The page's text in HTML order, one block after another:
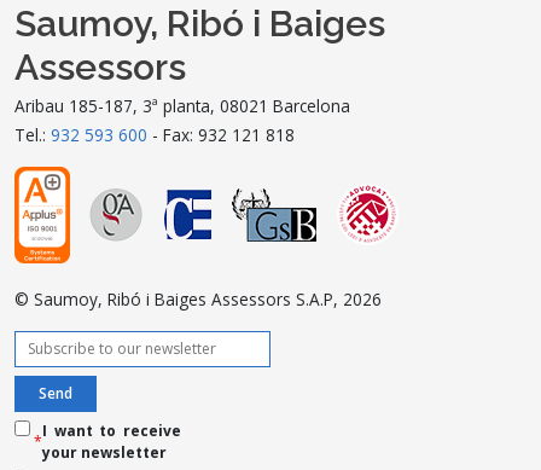
Saumoy, Ribó i Baiges
Assessors
Aribau 185-187, 3ª planta, 08021 Barcelona
Tel.: 932 593 600 - Fax: 932 121 818
© Saumoy, Ribó i Baiges Assessors S.A.P, 2026
*
I want to receive
your newsletter